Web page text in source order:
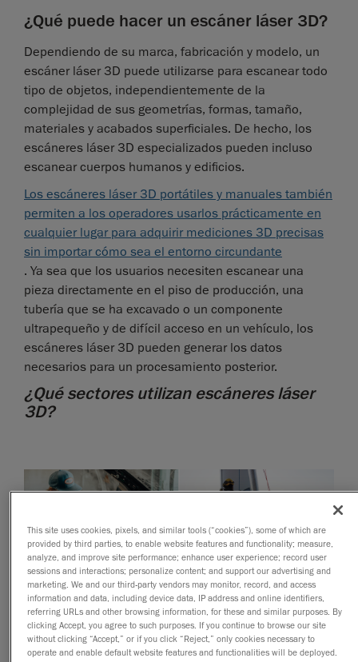
¿Qué puede hacer un escáner láser 3D?
Dependiendo de su marca, fabricación y modelo, un
escáner láser 3D puede utilizarse para escanear todo
tipo de objetos, independientemente de la
complejidad de sus geometrías, formas, tamaño,
materiales y acabados superficiales. De hecho, los
escáneres láser 3D especializados pueden incluso
escanear cuerpos humanos y edificios.
Los escáneres láser 3D portátiles y manuales también
permiten a los operadores usarlos prácticamente en
cualquier lugar para adquirir mediciones 3D precisas
sin importar cómo sea el entorno circundante
. Ya sea que los usuarios necesiten escanear una
pieza directamente en el piso de producción, una
tubería que se ha excavado o un componente
ultrapequeño y de difícil acceso en un vehículo, los
escáneres láser 3D pueden generar los datos
necesarios para un procesamiento posterior.
¿Qué sectores utilizan escáneres láser
3D?
This site uses cookies, pixels, and similar tools (“cookies”), some of which are
provided by third parties, to enable website features and functionality; measure,
analyze, and improve site performance; enhance user experience; record user
sessions and interactions; personalize content; and support our advertising and
marketing. We and our third-party vendors may monitor, record, and access
information and data, including device data, IP address and online identifiers,
referring URLs and other browsing information, for these and similar purposes. By
clicking Accept, you agree to such purposes. If you continue to browse our site
without clicking “Accept,” or if you click “Reject,” only cookies necessary to
operate and enable default website features and functionalities will be deployed.